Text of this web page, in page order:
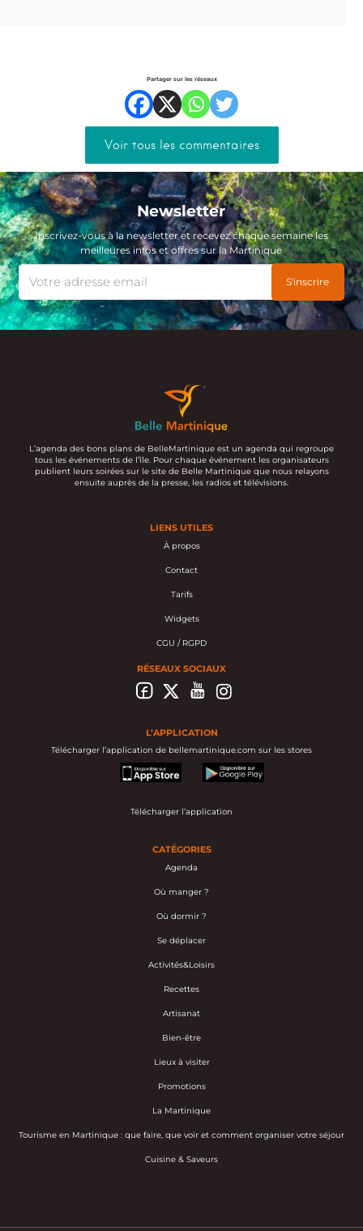
Partager sur les réseaux
Voir tous les commentaires
Newsletter
Inscrivez-vous à la newsletter et recevez chaque semaine les
meilleures infos et offres sur la Martinique
L’agenda des bons plans de BelleMartinique est un agenda qui regroupe
tous les événements de l’île. Pour chaque événement les organisateurs
publient leurs soirées sur le site de Belle Martinique que nous relayons
ensuite auprès de la presse, les radios et télévisions.
LIENS UTILES
À propos
Contact
Tarifs
Widgets
CGU / RGPD
RÉSEAUX SOCIAUX
L’APPLICATION
Télécharger l’application de bellemartinique.com sur les stores
appstore
googleplay
Télécharger l’application
CATÉGORIES
Agenda
Où manger ?
Où dormir ?
Se déplacer
Activités&Loisirs
Recettes
Artisanat
Bien-être
Lieux à visiter
Promotions
La Martinique
Tourisme en Martinique : que faire, que voir et comment organiser votre séjour
Cuisine & Saveurs